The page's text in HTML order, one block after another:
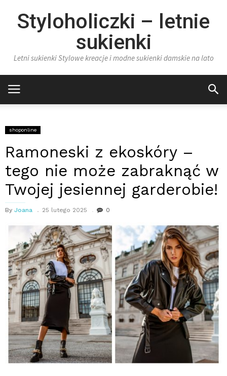
Styloholiczki – letnie
sukienki
Letni sukienki Stylowe kreacje i modne sukienki damskie na lato
shoponline
Ramoneski z ekoskóry –
tego nie może zabraknąć w
Twojej jesiennej garderobie!
By Joana 25 lutego 2025 0